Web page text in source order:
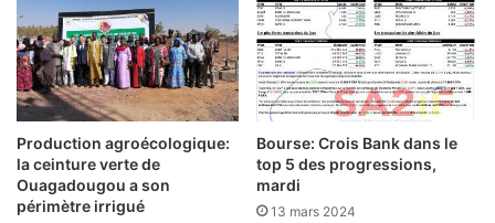
a
t
i
o
n
a
l
e
e
u
r
l
a
p
r
o
t
e
Production agroécologique:
la ceinture verte de
Ouagadougou a son
périmètre irrigué
Bourse: Crois Bank dans le
top 5 des progressions,
mardi
13 mars 2024